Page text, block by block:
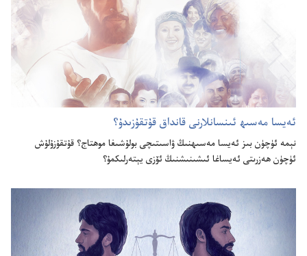
ئە‌يسا مە‌سىھ ئىنسانلارنى قانداق قۇ‌تقۇ‌زىدۇ؟‏
نېمە ئۈچۈن بىز ئە‌يسا مە‌سىھنىڭ ۋاسىتىچى بولۇ‌شىغا موھتاج؟‏ قۇ‌تقۇ‌زۇ‌لۇ‌ش
ئۈچۈن ھە‌زرىتى ئە‌يساغا ئىشىنىشنىڭ ئۆزى يېتە‌رلىكمۇ؟‏